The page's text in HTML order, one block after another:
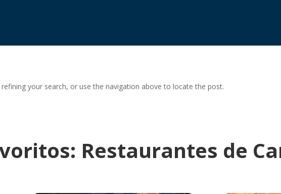
your search, or use the navigation above to locate the post.
Restaurantes de